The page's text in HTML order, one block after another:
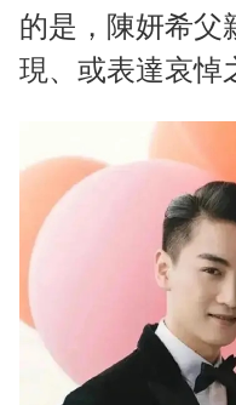
的是，陳妍希父
現、或表達哀悼